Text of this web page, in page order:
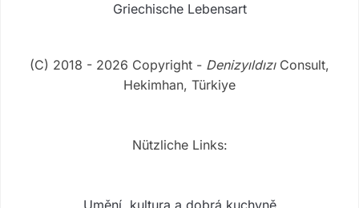
Griechische Lebensart
(C) 2018 - 2026 Copyright - DenizyıldızıConsult,
Hekimhan, Türkiye
Nützliche Links: